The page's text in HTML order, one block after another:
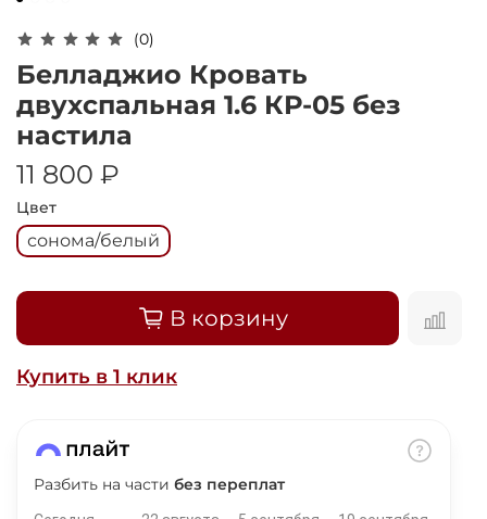
(0)
Белладжио Кровать
двухспальная 1.6 КР-05 без
настила
11 800 ₽
Цвет
сонома/белый
В корзину
Купить в 1 клик
Разбить на части без переплат
Получайте товар
выбранный способом
Оставшиеся
по25%каждые 2 недели
Подробнее
об оплате Плайтом
25
раз в 2 недели
Остались вопросы?
8 800 302-02-51